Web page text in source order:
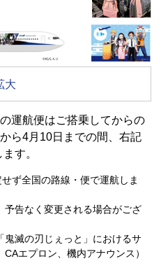
大
運航便はご搭乗してからの
ら4月10日までの間、右記
す。
ず全国の路線・便で運航しま
告なく変更される場合がござ
滅の刃じぇっと」におけるサ
エプロン、機内アナウンス）